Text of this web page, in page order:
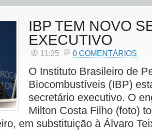
IBP TEM NOVO
EXECUTIVO
11:25 0 COMENTÁRIOS
O Instituto Brasileiro de
Biocombustíveis (IBP)
secretário executivo. O
Milton Costa Filho (foto)
em substituição à Álvaro